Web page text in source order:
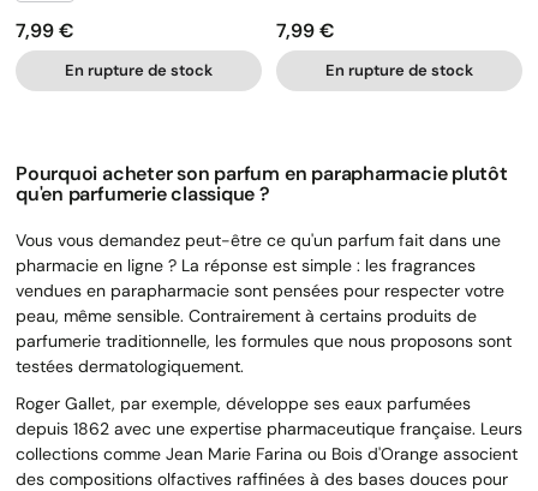
Prix
7,99 €
En rupture de stock
Prix
7,99 €
En rupture de stock
Pourquoi acheter son parfum en parapharmacie plutôt
qu'en parfumerie classique ?
Vous vous demandez peut-être ce qu'un parfum fait dans une
pharmacie en ligne ? La réponse est simple : les fragrances
vendues en parapharmacie sont pensées pour respecter votre
peau, même sensible. Contrairement à certains produits de
parfumerie traditionnelle, les formules que nous proposons sont
testées dermatologiquement.
Roger Gallet, par exemple, développe ses eaux parfumées
depuis 1862 avec une expertise pharmaceutique française. Leurs
collections comme Jean Marie Farina ou Bois d'Orange associent
des compositions olfactives raffinées à des bases douces pour